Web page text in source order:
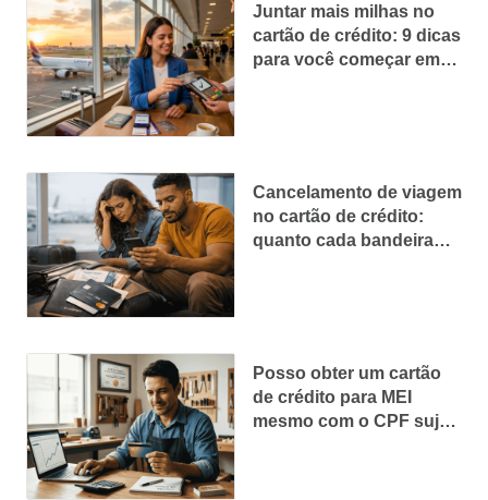
Juntar mais milhas no
cartão de crédito: 9 dicas
para você começar em
Cancelamento de viagem
no cartão de crédito:
quanto cada bandeira
Posso obter um cartão
de crédito para MEI
mesmo com o CPF sujo?